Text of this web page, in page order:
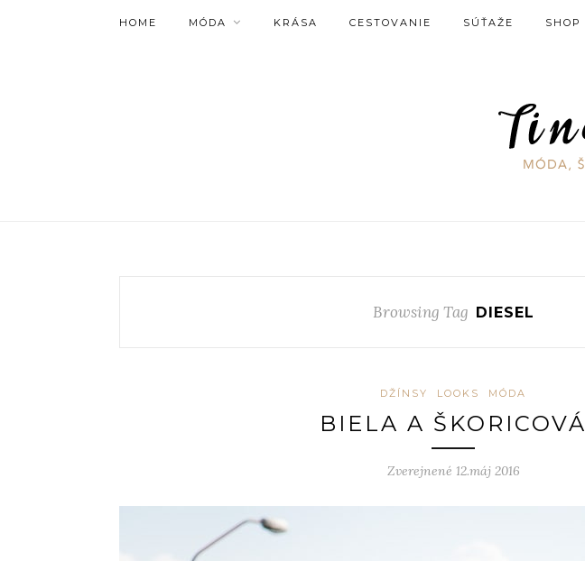
HOME MÓDA KRÁSA CESTOVANIE SÚŤAŽE SHOP
Browsing Tag DIESEL
DŽÍNSY LOOKS MÓDA
BIELA A ŠKORICOVÁ
Zverejnené 12.máj 2016